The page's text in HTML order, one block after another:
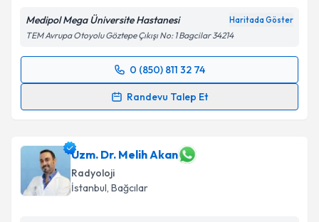
Medipol Mega Üniversite Hastanesi Haritada Göster
TEM Avrupa Otoyolu Göztepe Çıkışı No: 1 Bagcilar 34214
0 (850) 811 32 74
Randevu Talep Et
Randevu Takvimi Talebi
takvim hazırlandığında e-posta ile bilgilendireceğiz.
E-posta Adresiniz
Uzm. Dr. Melih Akan
Radyoloji
İstanbul, Bağcılar